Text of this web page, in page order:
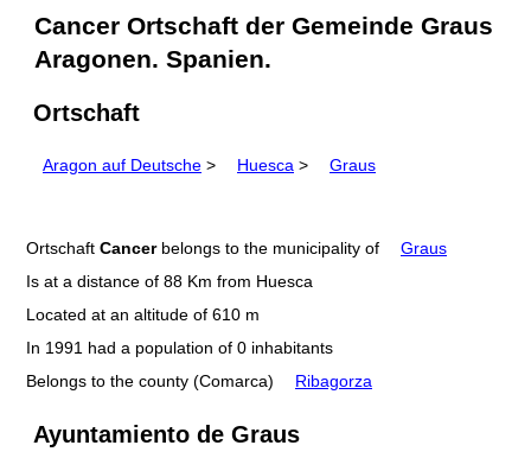
Cancer Ortschaft der Gemeinde Graus
Aragonen. Spanien.
Ortschaft
Aragon auf Deutsche > Huesca > Graus
Ortschaft Cancerbelongs to the municipality of
Graus
Is at a distance of 88 Km from Huesca
Located at an altitude of 610 m
In 1991 had a population of 0 inhabitants
Belongs to the county (Comarca)
Ribagorza
Ayuntamiento de Graus